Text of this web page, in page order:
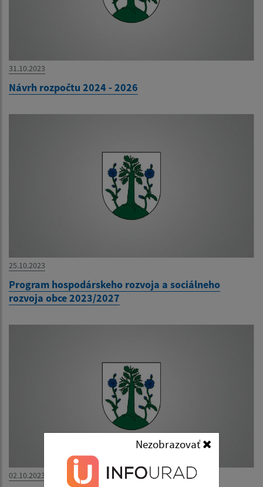
Nezobrazovať
31.10.2023
Návrh rozpočtu 2024 - 2026
25.10.2023
Program hospodárskeho rozvoja a sociálneho
rozvoja obce 2023/2027
02.10.2023